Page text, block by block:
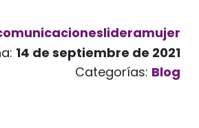
14 de septiembre de 2021
Categorías: Blog